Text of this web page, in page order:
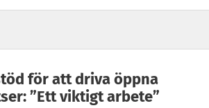
för att driva öppna
”Ett viktigt arbete”